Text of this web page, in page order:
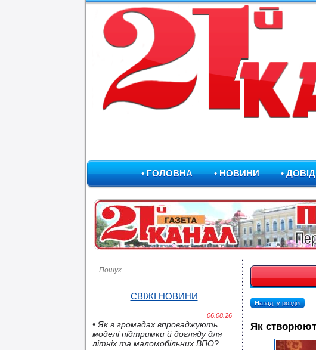
• ГОЛОВНА • НОВИНИ •
СВІЖІ НОВИНИ
06.08.26
• Як в громадах впроваджують
моделі підтримки й догляду для
літніх та маломобільних ВПО?
Назад, у розділ
Як